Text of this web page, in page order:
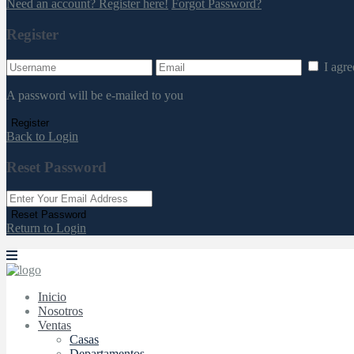
Need an account? Register here! Forgot Password?
Register
I
A password will be e-mailed to you
Register
Back to Login
Reset Password
Reset Password
Return to Login
Inicio
Nosotros
Ventas
Casas